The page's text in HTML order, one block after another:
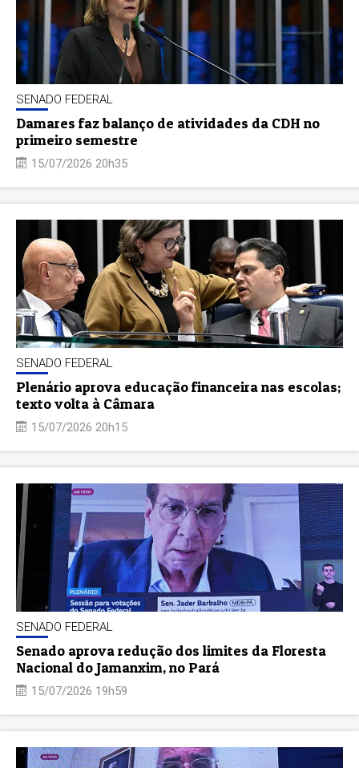
SENADO FEDERAL
Damares faz balanço de atividades da CDH no
primeiro semestre
15/07/2026 20h35
SENADO FEDERAL
Plenário aprova educação financeira nas escolas;
texto volta à Câmara
15/07/2026 20h15
SENADO FEDERAL
Senado aprova redução dos limites da Floresta
Nacional do Jamanxim, no Pará
15/07/2026 19h59